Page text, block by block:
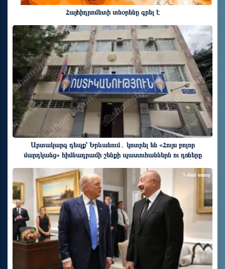
Հայհիդրոմետի տնօրենը գրել է
Արտակարգ դեպք՝ Երևանում․ կոտրել են «Հույս բոլոր
մարդկանց» հիմնադրամի շենքի պատուհաններն ու դռները
4 ժամ առաջ
5 ժամ առաջ